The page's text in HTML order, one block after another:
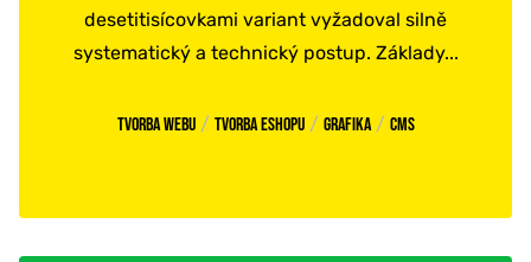
desetitisícovkami variant vyžadoval silně
systematický a technický postup. Základy...
Tvorba webu / Tvorba eshopu / Grafika / CMS